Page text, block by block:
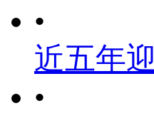
•
近五年
•